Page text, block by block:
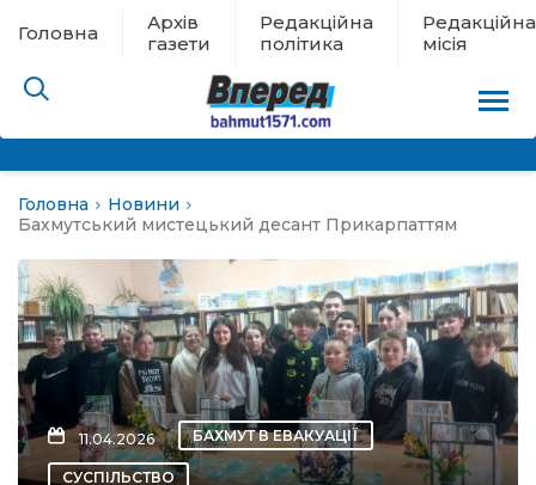
Головна
Архів
газети
Редакційна
політика
Редакційна
місія
евакуації
новини
Головна
Новини
Бахмутський мистецький десант Прикарпаттям
11.04.2026 БАХМУТ В ЕВАКУАЦІЇ
СУСПІЛЬСТВО